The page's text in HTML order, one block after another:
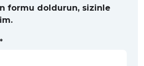
formu doldurun, sizinle